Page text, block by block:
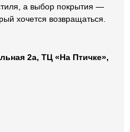
а выбор покрытия —
хочется возвращаться.
2а, ТЦ «На Птичке»,